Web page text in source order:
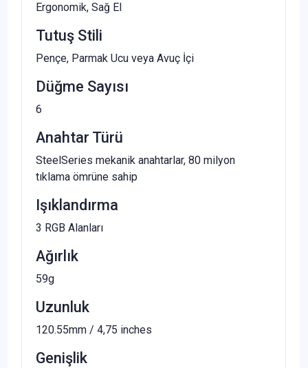
Ergonomik, Sağ El
Tutuş Stili
Pençe, Parmak Ucu veya Avuç İçi
Düğme Sayısı
6
Anahtar Türü
SteelSeries mekanik anahtarlar, 80 milyon
tıklama ömrüne sahip
Işıklandırma
3 RGB Alanları
Ağırlık
59g
Uzunluk
120.55mm / 4,75 inches
Genişlik